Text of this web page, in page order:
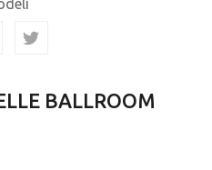
BALLROOM